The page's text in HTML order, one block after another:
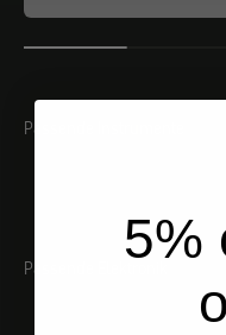
Passende Instrumente
Passende Elektronik5%